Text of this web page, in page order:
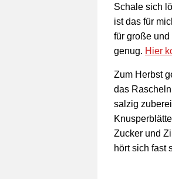
Schale sich
ist das für
für große
genug. Hier
Zum Herbst
das
salzig
Zucker und
hört sich fast